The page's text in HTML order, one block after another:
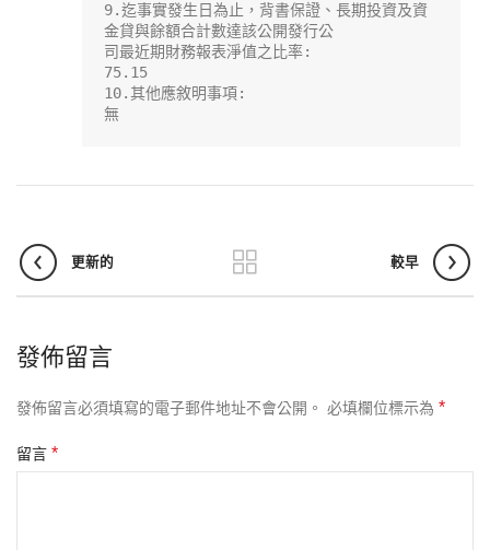
9.迄事實發生日為止，背書保證、長期投資及資
金貸與餘額合計數達該公開發行公
司最近期財務報表淨值之比率:
75.15
10.其他應敘明事項:
無
更新的 較早
發佈留言
發佈留言必須填寫的電子郵件地址不會公開。 必填欄位標示為 *
留言 *